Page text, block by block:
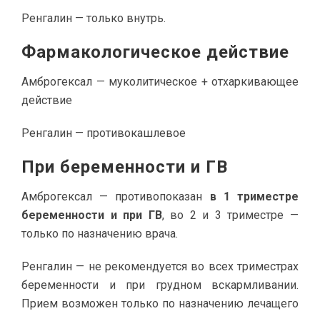
Ренгалин — только внутрь.
Фармакологическое действие
Амброгексал — муколитическое + отхаркивающее
действие
Ренгалин — противокашлевое
При беременности и ГВ
Амброгексал — противопоказан в 1 триместре
беременности и при ГВ, во 2 и 3 триместре —
только по назначению врача.
Ренгалин — не рекомендуется во всех триместрах
беременности и при грудном вскармливании.
Прием возможен только по назначению лечащего